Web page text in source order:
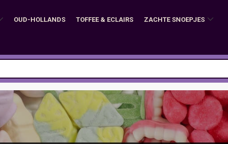
OUD-HOLLANDS TOFFEE & ECLAIRS ZACHTE SNOEPJES